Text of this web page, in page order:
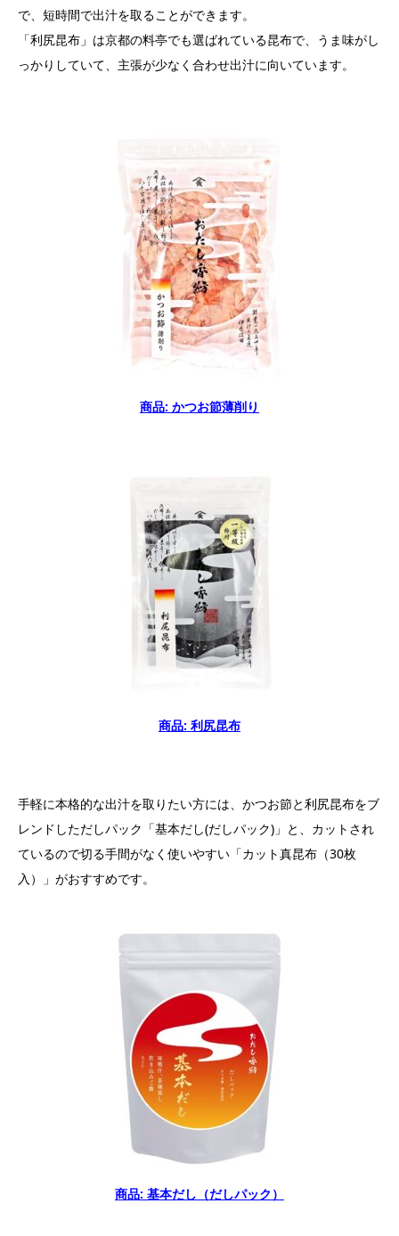
で、短時間で出汁を取ることができます。
「利尻昆布」は京都の料亭でも選ばれている昆布で、うま味がし
っかりしていて、主張が少なく合わせ出汁に向いています。
商品: かつお節薄削り
商品: 利尻昆布
手軽に本格的な出汁を取りたい方には、かつお節と利尻昆布をブ
レンドしただしパック「基本だし(だしパック)」と、カットされ
ているので切る手間がなく使いやすい「カット真昆布（30枚
入）」がおすすめです。
商品: 基本だし（だしパック）